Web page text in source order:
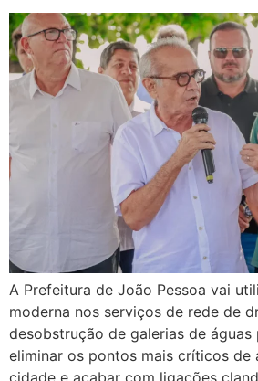
A Prefeitura de João Pessoa vai
moderna nos serviços de rede de
desobstrução de galerias de águas
eliminar os pontos mais críticos de